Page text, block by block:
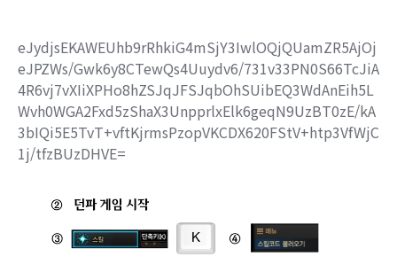
eJydjsEKAWEUhb9rRhkiG4mSjY3IwlOQjQUamZR5AjOj
eJPZWs/Gwk6y8CTewQs4Uuydv6/731v33PN0S66TcJiA
4R6vj7vXIiXPHo8hZSJqJFSJqbOhSUibEQ3WdAnEih5L
Wvh0WGA2Fxd5zShaX3UnpprlxElk6geqN9UzBT0zE/kA
3bIQi5E5TvT+vftKjrmsPzopVKCDX620FStV+htp3VfWjC
1j/tfzBUzDHVE=